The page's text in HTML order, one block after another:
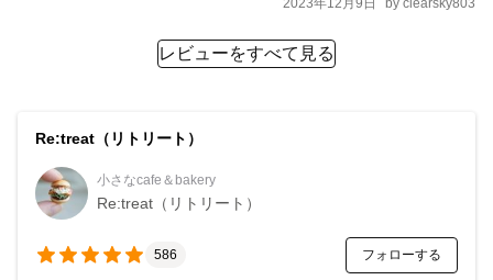
2023年12月9日 by clearsky803
レビューをすべて見る
Re:treat（リトリート）
小さなcafe＆bakery
Re:treat（リトリート）
586 フォローする